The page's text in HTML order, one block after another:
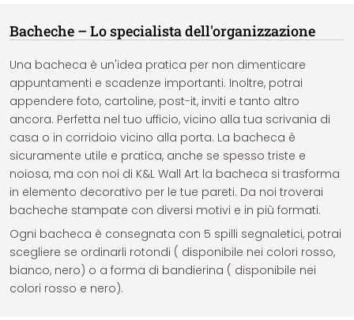
Bacheche – Lo specialista dell'organizzazione
Una bacheca è un'idea pratica per non dimenticare
appuntamenti e scadenze importanti. Inoltre, potrai
appendere foto, cartoline, post-it, inviti e tanto altro
ancora. Perfetta nel tuo ufficio, vicino alla tua scrivania di
casa o in corridoio vicino alla porta. La bacheca è
sicuramente utile e pratica, anche se spesso triste e
noiosa, ma con noi di K&L Wall Art la bacheca si trasforma
in elemento decorativo per le tue pareti. Da noi troverai
bacheche stampate con diversi motivi e in più formati.
Ogni bacheca è consegnata con 5 spilli segnaletici, potrai
scegliere se ordinarli rotondi ( disponibile nei colori rosso,
bianco, nero) o a forma di bandierina ( disponibile nei
colori rosso e nero).